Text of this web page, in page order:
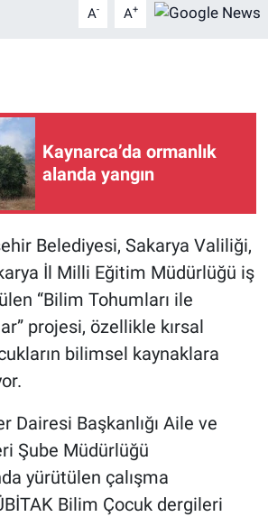
A- A+
Kaynarca’da ormanlık
alanda yangın
Belediyesi, Sakarya Valiliği,
İl Milli Eğitim Müdürlüğü iş
“Bilim Tohumları ile
projesi, özellikle kırsal
bilimsel kaynaklara
Dairesi Başkanlığı Aile ve
Şube Müdürlüğü
yürütülen çalışma
Bilim Çocuk dergileri